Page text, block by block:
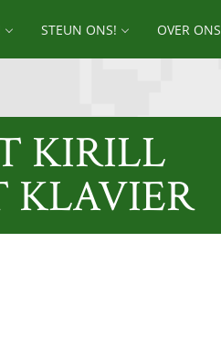
STEUN ONS! OVER ONS
KIRILL
KLAVIER